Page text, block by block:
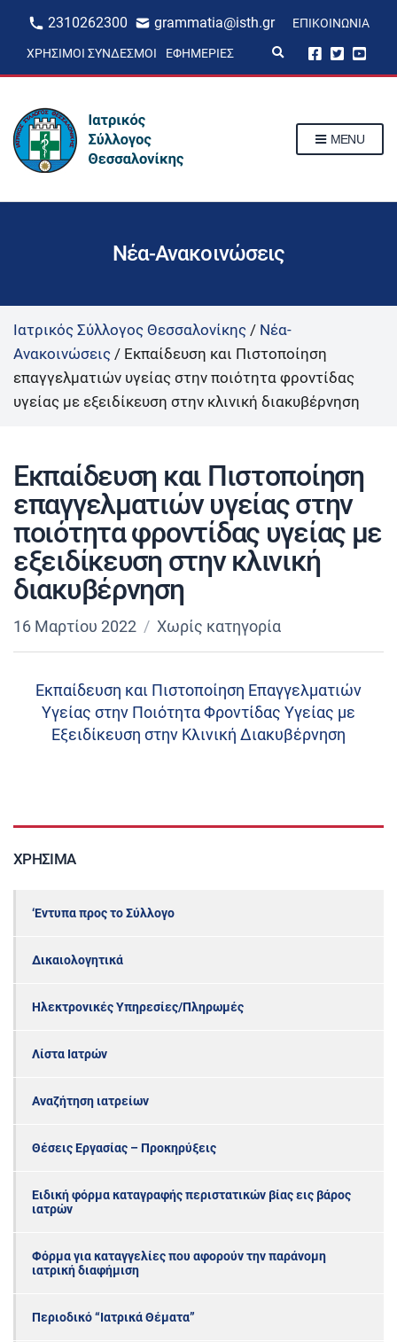
2310262300 grammatia@isth.gr ΕΠΙΚΟΙΝΩΝΊΑ
ΧΡΉΣΙΜΟΙ ΣΎΝΔΕΣΜΟΙ ΕΦΗΜΕΡΊΕΣ
p
m
MENU
Νέα-Ανακοινώσεις
Ιατρικός Σύλλογος Θεσσαλονίκης / Νέα-
Ανακοινώσεις / Εκπαίδευση και Πιστοποίηση
επαγγελματιών υγείας στην ποιότητα φροντίδας
υγείας με εξειδίκευση στην κλινική διακυβέρνηση
Εκπαίδευση και Πιστοποίηση
επαγγελματιών υγείας στην
ποιότητα φροντίδας υγείας με
εξειδίκευση στην κλινική
διακυβέρνηση
16 Μαρτίου 2022 Χωρίς κατηγορία
Εκπαίδευση και Πιστοποίηση Επαγγελματιών
Υγείας στην Ποιότητα Φροντίδας Υγείας με
Εξειδίκευση στην Κλινική Διακυβέρνηση
ΧΡΉΣΙΜΑ
‘Εντυπα προς το Σύλλογο
Δικαιολογητικά
Ηλεκτρονικές Υπηρεσίες/Πληρωμές
Λίστα Ιατρών
Αναζήτηση ιατρείων
Θέσεις Εργασίας – Προκηρύξεις
Ειδική φόρμα καταγραφής περιστατικών βίας εις βάρος
ιατρών
Φόρμα για καταγγελίες που αφορούν την παράνομη
ιατρική διαφήμιση
Περιοδικό “Ιατρικά Θέματα”